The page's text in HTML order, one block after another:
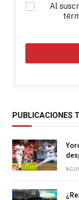
*
Al
PUBLICACIONES